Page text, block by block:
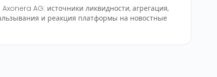
AG: источники ликвидности, агрегация,
и реакция платформы на новостные